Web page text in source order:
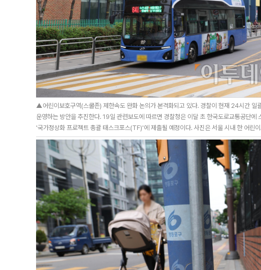
▲어린이보호구역(스쿨존) 제한속도 완화 논의가 본격화되고 있다. 경찰이 현재 24시간
운영하는 방안을 추진한다. 19일 관련보도에 따르면 경찰청은 이달 초 한국도로교통공단에
'국가정상화 프로젝트 총괄 태스크포스(TF)'에 제출될 예정이다. 사진은 서울 시내 한 어